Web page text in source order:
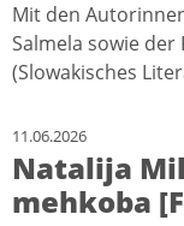
Mit den
Salmela sowie
(Slowakisches
11.06.2026
Natalija
mehkoba